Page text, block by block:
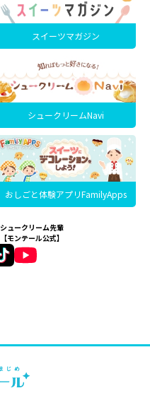
スイーツマガジン
シュークリームNavi
おしごと体験アプリFamilyApps
シュークリーム先輩
【モンテール公式】